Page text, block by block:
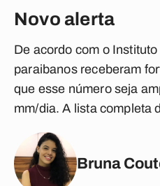
Novo alerta
De acordo com o
paraibanos receberam
que esse número seja
mm/dia. A lista completa
Bruna